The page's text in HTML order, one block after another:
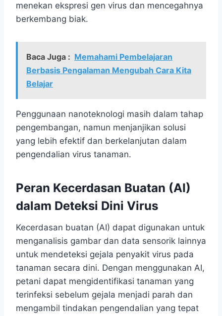
menekan ekspresi gen virus dan mencegahnya
berkembang biak.
Baca Juga : Memahami Pembelajaran
Berbasis Pengalaman Mengubah Cara Kita
Belajar
Penggunaan nanoteknologi masih dalam tahap
pengembangan, namun menjanjikan solusi
yang lebih efektif dan berkelanjutan dalam
pengendalian virus tanaman.
Peran Kecerdasan Buatan (AI)
dalam Deteksi Dini Virus
Kecerdasan buatan (AI) dapat digunakan untuk
menganalisis gambar dan data sensorik lainnya
untuk mendeteksi gejala penyakit virus pada
tanaman secara dini. Dengan menggunakan AI,
petani dapat mengidentifikasi tanaman yang
terinfeksi sebelum gejala menjadi parah dan
mengambil tindakan pengendalian yang tepat